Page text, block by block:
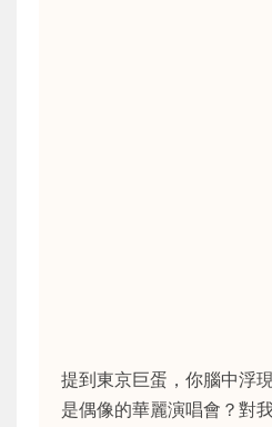
提到東京巨蛋，你腦中浮
是偶像的華麗演唱會？對